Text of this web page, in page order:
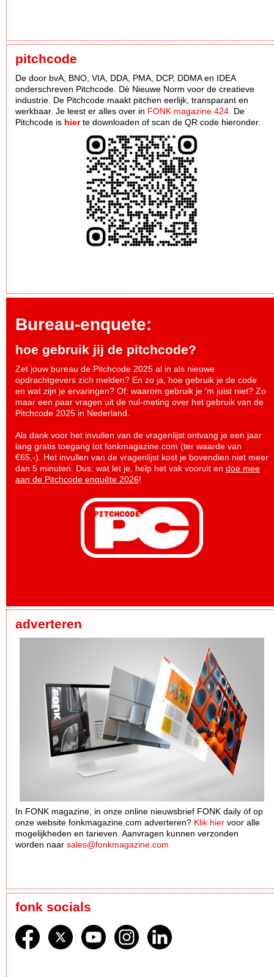
pitchcode
De door bvA, BNO, VIA, DDA, PMA, DCP, DDMA en IDEA
onderschreven Pitchcode. Dè Nieuwe Norm voor de creatieve
industrie. De Pitchcode maakt pitchen eerlijk, transparant en
werkbaar. Je leest er alles over in FONK magazine 424 . De
Pitchcode is hierte downloaden of scan de QR code hieronder.
Bureau-enquete:
hoe gebruik jij de pitchcode?
Zet jouw bureau de Pitchcode 2025 al in als nieuwe
opdrachtgevers zich melden? En zo ja, hoe gebruik je de code
en wat zijn je ervaringen? Of: waarom gebruik je ‘m juist niet? Zo
maar een paar vragen uit de nul-meting over het gebruik van de
Pitchcode 2025 in Nederland.
Als dank voor het invullen van de vragenlijst ontvang je een jaar
lang gratis toegang tot fonkmagazine.com (ter waarde van
€65,-). Het invullen van de vragenlijst kost je bovendien niet meer
dan 5 minuten. Dus: wat let je, help het vak vooruit en doe mee
aan de Pitchcode enquête 2026!
adverteren
In FONK magazine, in onze online nieuwsbrief FONK daily óf op
onze website fonkmagazine.com adverteren? Klik hier voor alle
mogelijkheden en tarieven. Aanvragen kunnen verzonden
worden naar sales@fonkmagazine.com
fonk socials